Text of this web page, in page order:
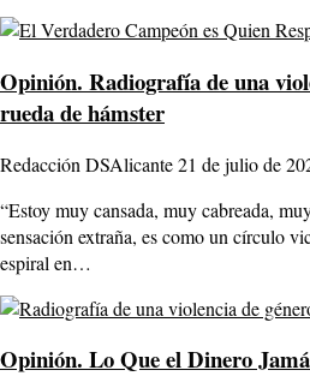
Opinión. Radiografía de una
rueda de hámster
Redacción DSAlicante21 de julio de
“Estoy muy cansada, muy cabreada,
sensación extraña, es como un círculo
espiral en…
Opinión. Lo Que el Dinero